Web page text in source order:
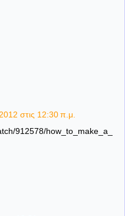
στις 12:30 π.μ.
912578/how_to_make_a_